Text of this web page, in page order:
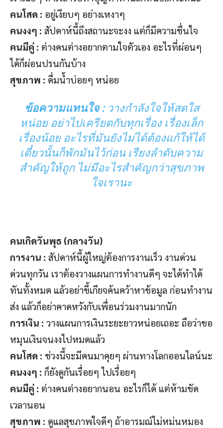
คนโสด : อยู่เงียบๆ อย่างเหงาๆ
คนงงๆ : สัปดาห์นี้ถึงสถานะจะงง แต่ก็มีความชื่นใจ
คนมีคู่ : ต่างคนต่างอยากตามใจตัวเอง อะไรที่ผ่อนๆ
ได้ก็ผ่อนปรนกันบ้าง
สุขภาพ : ดื่มน้ำบ่อยๆ หน่อย
ข้อความแทนใจ :วางกำลังใจให้สดใส
หน่อย อย่าไปเครียดกับทุกเรื่อง เรื่องเล็ก
เรื่องน้อย อะไรที่มันยังไม่ได้ต้องแก้ให้ได้
เดี๋ยวนั้นก็พักมันไว้ก่อน เรียงลำดับความ
สำคัญให้ถูก ไม่มีอะไรสำคัญกว่าสุขภาพ
ใจเรานะ
คนเกิดวันพุธ (กลางวัน)
การงาน : สัปดาห์นี้ผู้ใหญ่ต้องการงานเร็ว งานด่วน
ด่วนทุกวัน เราต้องวางแผนการทำงานดีๆ จะได้ทำได้
ทันทั้งหมด แล้วอย่าขี้เกียจค้นคว้าหาข้อมูล ก่อนทำงาน
ส่ง แล้วก็อย่าคาดหวังกับเพื่อนร่วมงานมากนัก
การเงิน : วางแผนการเงินระยะยาวหน่อยเถอะ ถือว่าขอ
หมุนเงินจนงงไปหมดแล้ว
คนโสด : ช่วงนี้จะมีคนมาคุยๆ ผ่านทางโลกออนไลน์นะ
คนงงๆ : ก็ยังดูกันเรื่อยๆ ไปเรื่อยๆ
คนมีคู่ : ต่างคนต่างอยากนอน อะไรก็ได้ แต่ห้ามขัด
เวลานอน
สุขภาพ : ดูแลสุขภาพใจดีๆ ถ้าอารมณ์ไม่หม่นหมอง